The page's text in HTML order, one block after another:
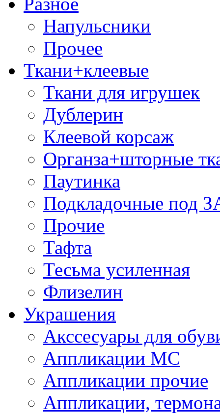
Напульсники
Прочее
Ткани+клеевые
Ткани для игрушек
Дублерин
Клеевой корсаж
Органза+шторные
Паутинка
Подкладочные под
Прочие
Тафта
Тесьма усиленная
Флизелин
Украшения
Акссесуары для
Аппликации МС
Аппликации прочие
Аппликации,